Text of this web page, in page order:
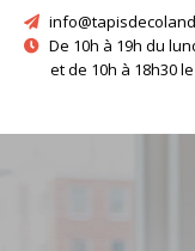
De 10h à 19h du
et de 10h à 18h30